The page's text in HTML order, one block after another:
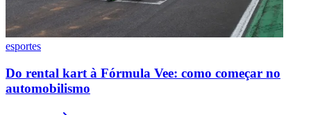
esportes
Do rental kart à Fórmula Vee: como começar no
automobilismo